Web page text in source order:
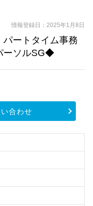
情報登録日：2025年1月8日
パートタイム事務
ーソルSG◆
合わせ